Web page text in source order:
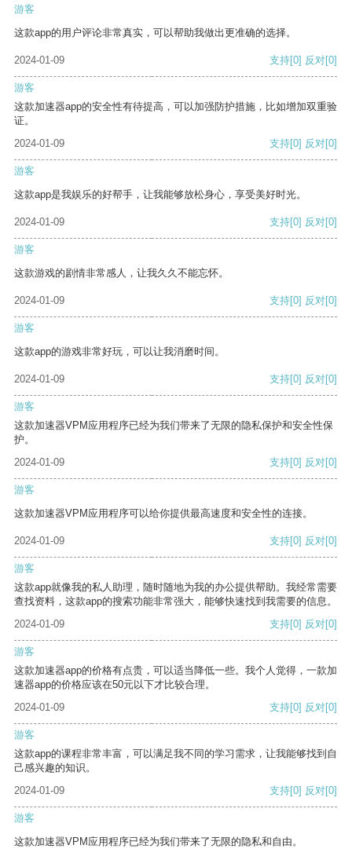
游客
这款app的用户评论非常真实，可以帮助我做出更准确的选择。
2024-01-09 支持[0] 反对[0]
游客
这款加速器app的安全性有待提高，可以加强防护措施，比如增加双重验
证。
2024-01-09
支持[0] 反对[0]
游客
这款app是我娱乐的好帮手，让我能够放松身心，享受美好时光。
2024-01-09 支持[0] 反对[0]
游客
这款游戏的剧情非常感人，让我久久不能忘怀。
2024-01-09 支持[0] 反对[0]
游客
这款app的游戏非常好玩，可以让我消磨时间。
2024-01-09 支持[0] 反对[0]
游客
这款加速器VPM应用程序已经为我们带来了无限的隐私保护和安全性保
护。
2024-01-09
支持[0] 反对[0]
游客
这款加速器VPM应用程序可以给你提供最高速度和安全性的连接。
2024-01-09 支持[0] 反对[0]
游客
这款app就像我的私人助理，随时随地为我的办公提供帮助。我经常需要
查找资料，这款app的搜索功能非常强大，能够快速找到我需要的信息。
2024-01-09
支持[0] 反对[0]
游客
这款加速器app的价格有点贵，可以适当降低一些。我个人觉得，一款加
速器app的价格应该在50元以下才比较合理。
2024-01-09
支持[0] 反对[0]
游客
这款app的课程非常丰富，可以满足我不同的学习需求，让我能够找到自
己感兴趣的知识。
2024-01-09
支持[0] 反对[0]
游客
这款加速器VPM应用程序已经为我们带来了无限的隐私和自由。